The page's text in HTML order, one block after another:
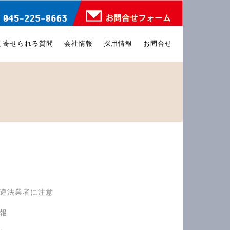
寄せられる質問 会社情報 採用情報 お問合せ
法業者に注意